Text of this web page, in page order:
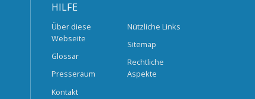
HILFE
Über diese
Webseite
Glossar
Presseraum
Kontakt
Nützliche Links
Sitemap
Rechtliche
Aspekte